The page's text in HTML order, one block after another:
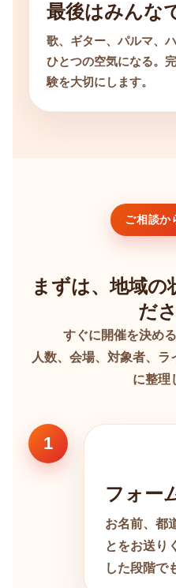
最後はみんな
歌、ギター、パルマ、
ひとつの空気になる。
験を大切にします。
ご相談か
まずは、地域の
だ
すぐに開催を決め
人数、会場、対象者、
に整理
1
フォー
お名前、都
とをお送り
した段階で